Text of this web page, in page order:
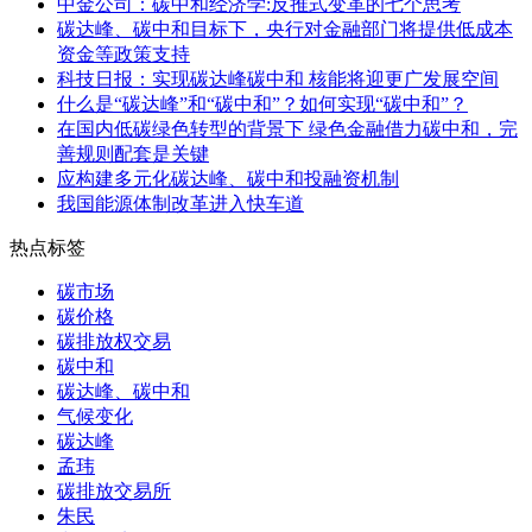
碳达峰、碳中和目标下，央行对金融部门将提供低成本
资金等政策支持
科技日报：实现碳达峰碳中和 核能将迎更广发展空间
什么是“碳达峰”和“碳中和”？如何实现“碳中和”？
在国内低碳绿色转型的背景下 绿色金融借力碳中和，完
善规则配套是关键
应构建多元化碳达峰、碳中和投融资机制
我国能源体制改革进入快车道
热点标签
碳市场
碳价格
碳排放权交易
碳中和
碳达峰、碳中和
气候变化
碳达峰
孟玮
碳排放交易所
朱民